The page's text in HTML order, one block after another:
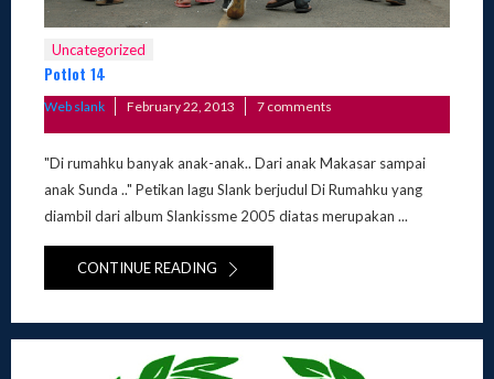
Uncategorized
Potlot 14
Web slank
Posted
February 22, 2013 7 comments
"Di rumahku banyak anak-anak.. Dari anak Makasar sampai
anak Sunda .." Petikan lagu Slank berjudul Di Rumahku yang
diambil dari album Slankissme 2005 diatas merupakan ...
CONTINUE READING